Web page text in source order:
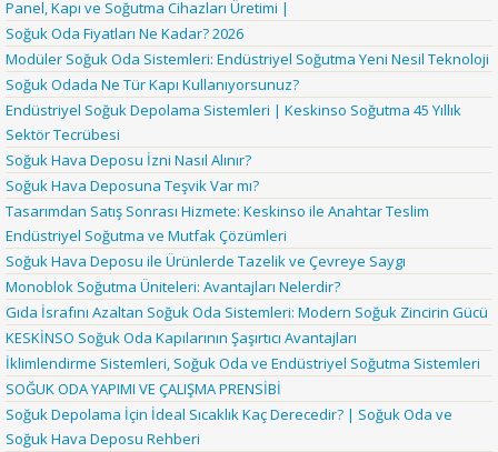
Panel, Kapı ve Soğutma Cihazları Üretimi |
Soğuk Oda Fiyatları Ne Kadar? 2026
Modüler Soğuk Oda Sistemleri: Endüstriyel Soğutma Yeni Nesil Teknoloji
Soğuk Odada Ne Tür Kapı Kullanıyorsunuz?
Endüstriyel Soğuk Depolama Sistemleri | Keskinso Soğutma 45 Yıllık
Sektör Tecrübesi
Soğuk Hava Deposu İzni Nasıl Alınır?
Soğuk Hava Deposuna Teşvik Var mı?
Tasarımdan Satış Sonrası Hizmete: Keskinso ile Anahtar Teslim
Endüstriyel Soğutma ve Mutfak Çözümleri
Soğuk Hava Deposu ile Ürünlerde Tazelik ve Çevreye Saygı
Monoblok Soğutma Üniteleri: Avantajları Nelerdir?
Gıda İsrafını Azaltan Soğuk Oda Sistemleri: Modern Soğuk Zincirin Gücü
KESKİNSO Soğuk Oda Kapılarının Şaşırtıcı Avantajları
İklimlendirme Sistemleri, Soğuk Oda ve Endüstriyel Soğutma Sistemleri
SOĞUK ODA YAPIMI VE ÇALIŞMA PRENSİBİ
Soğuk Depolama İçin İdeal Sıcaklık Kaç Derecedir? | Soğuk Oda ve
Soğuk Hava Deposu Rehberi